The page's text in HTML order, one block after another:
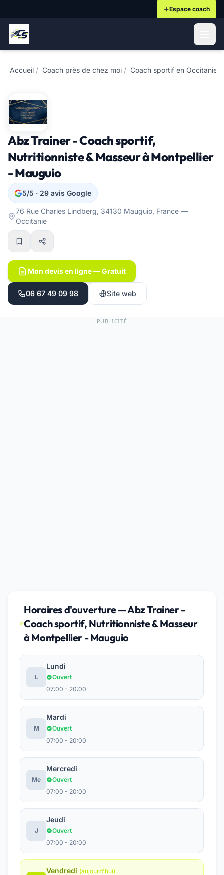
Espace coach
Accueil / Coach près de chez moi / Coach sportif en Occitanie
Abz Trainer - Coach sportif,
Nutritionniste & Masseur à Montpellier
- Mauguio
5/5 · 29 avis Google
76 Rue Charles Lindberg, 34130 Mauguio, France —
Occitanie
Mon devis en ligne — Gratuit
06 67 49 09 98 Site web
PUBLICITÉ
Horaires d'ouverture — Abz Trainer -
Coach sportif, Nutritionniste & Masseur
à Montpellier - Mauguio
L
Lundi
Ouvert
07:00 - 20:00
M
Mardi
Ouvert
07:00 - 20:00
Me
Mercredi
Ouvert
07:00 - 20:00
J
Jeudi
Ouvert
07:00 - 20:00
Vendredi (aujourd'hui)